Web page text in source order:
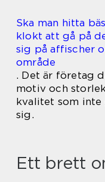
Ska man hitta
klokt att gå på
sig på affischer
område
. Det är företag
motiv och
kvalitet som inte
sig.
Ett brett